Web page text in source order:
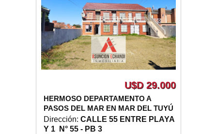
U$D 29.000
HERMOSO DEPARTAMENTO A
PASOS DEL MAR EN MAR DEL TUYÚ
Dirección: CALLE 55 ENTRE PLAYA
Y 1 N° 55 - PB 3